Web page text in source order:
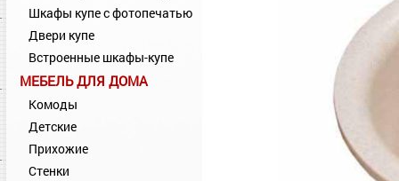
Шкафы купе с фотопечатью
Двери купе
Встроенные шкафы-купе
МЕБЕЛЬ ДЛЯ ДОМА
Комоды
Детские
Прихожие
Стенки